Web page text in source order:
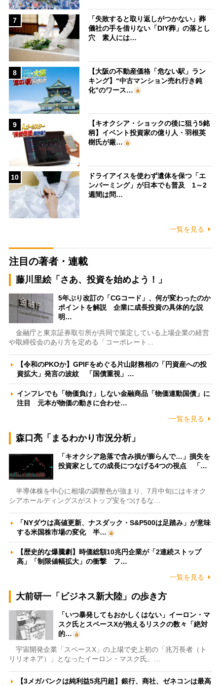
7
「失敗すると取り返しがつかない」葬
儀社の手を借りない「DIY葬」の落とし
穴 素人には…
8
【大阪の不動産価格「危ない駅」ラン
キング】“中古マンション売れ行き鈍
化”のワース…
9
【キオクシア・ショックの後に狙う5銘
柄】イベント投資家の億り人・羽根英
樹氏が厳…
10
ドライアイスを使わず遺体を保つ「エ
ンバーミング」が日本でも普及 1～2
週間は問…
一覧を見る
注目の著者・連載
藤川里絵「さあ、投資を始めよう！」
5年ぶり改訂の「CGコード」、何が変わったのか
ポイントを解説 企業に成長投資の具体的な説
明…
金融庁と東京証券取引所が共同で策定している上場企業の経営
や取締役会のあり方を定める「コーポレート…
【令和のPKOか】GPIFをめぐる片山財務相の「円資産への投
資拡大」発言の波紋 「国債重視」…
インフレでも「物価負け」しない金融商品「物価連動国債」に
注目 元本が物価の動きに合わせ…
一覧を見る
森口亮「まるわかり市況分析」
「キオクシア急落で含み損が膨らんで…」損失を
投資家としての成長につなげる4つの視点 「…
半導体株を中心に相場の調整色が強まり、7月中旬にはキオク
シアホールディングスがストップ安をつけるな…
「NYダウは高値更新、ナスダック・S&P500は足踏み」が意味
する米国株市場の変化 半…
【歴史的な爆騰劇】時価総額10兆円企業が「2連続ストップ
高」「制限値幅拡大」の衝撃 フ…
一覧を見る
大前研一「ビジネス新大陸」の歩き方
「いつ暴発してもおかしくはない」イーロン・マ
スク氏とスペースXが抱えるリスクの数々「絶対
的…
宇宙開発企業「スペースX」の上場で史上初の「兆万長者（ト
リリオネア）」となったイーロン・マスク氏。…
【3メガバンクは純利益5兆円超】銀行、商社、ゼネコンは最高